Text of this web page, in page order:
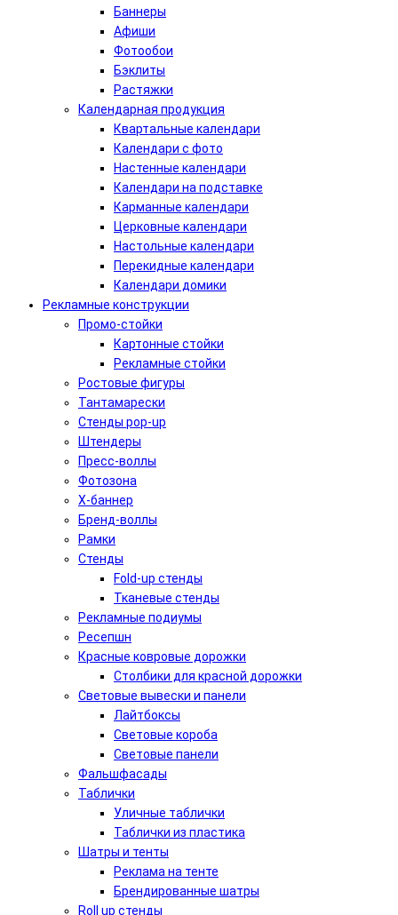
Баннеры
Афиши
Фотообои
Бэклиты
Растяжки
Календарная продукция
Квартальные календари
Календари с фото
Настенные календари
Календари на подставке
Карманные календари
Церковные календари
Настольные календари
Перекидные календари
Календари домики
Рекламные конструкции
Промо-стойки
Картонные стойки
Рекламные стойки
Ростовые фигуры
Тантамарески
Стенды pop-up
Штендеры
Пресс-воллы
Фотозона
Х-баннер
Бренд-воллы
Рамки
Стенды
Fold-up стенды
Тканевые стенды
Рекламные подиумы
Ресепшн
Красные ковровые дорожки
Столбики для красной дорожки
Световые вывески и панели
Лайтбоксы
Световые короба
Световые панели
Фальшфасады
Таблички
Уличные таблички
Таблички из пластика
Шатры и тенты
Реклама на тенте
Брендированные шатры
Roll up стенды